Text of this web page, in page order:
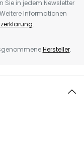
Sie in jedem Newsletter
Informationen
.
Hersteller.